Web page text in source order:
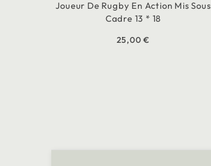
Joueur De Rugby En Action Mis Sous
Cadre 13 * 18
25,00 €